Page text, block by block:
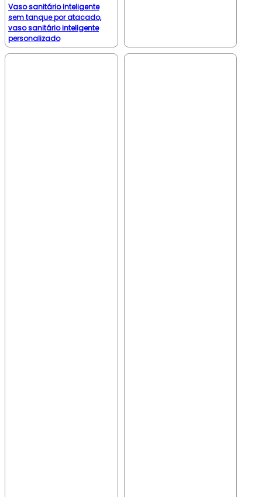
Vaso sanitário inteligente
sem tanque por atacado,
vaso sanitário inteligente
personalizado